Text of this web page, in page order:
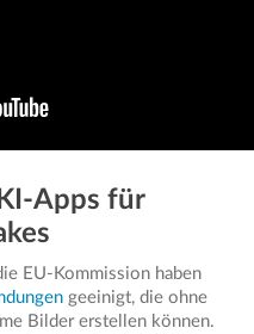
Apps für
EU-Kommission haben
geeinigt, die ohne
Bilder erstellen können.